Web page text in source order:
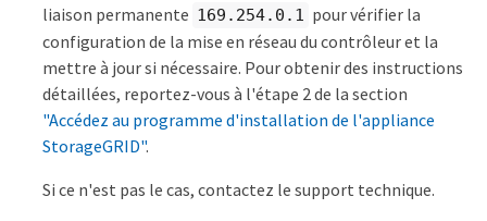
liaison permanente 169.254.0.1
pour vérifier la
configuration de la mise en réseau du contrôleur et la
mettre à jour si nécessaire. Pour obtenir des instructions
détaillées, reportez-vous à l'étape 2 de la section
"Accédez au programme d'installation de l'appliance
StorageGRID".
Si ce n'est pas le cas, contactez le support technique.